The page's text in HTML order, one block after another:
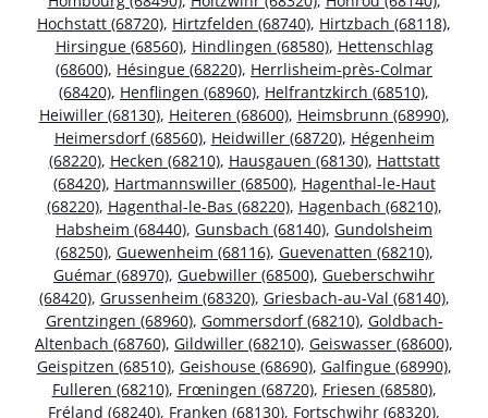
Hochstatt (68720), Hirtzfelden (68740), Hirtzbach (68118),
Hirsingue (68560), Hindlingen (68580), Hettenschlag
(68600), Hésingue (68220), Herrlisheim-près-Colmar
(68420), Henflingen (68960), Helfrantzkirch (68510),
Heiwiller (68130), Heiteren (68600), Heimsbrunn (68990),
Heimersdorf (68560), Heidwiller (68720), Hégenheim
(68220), Hecken (68210), Hausgauen (68130), Hattstatt
(68420), Hartmannswiller (68500), Hagenthal-le-Haut
(68220), Hagenthal-le-Bas (68220), Hagenbach (68210),
Habsheim (68440), Gunsbach (68140), Gundolsheim
(68250), Guewenheim (68116), Guevenatten (68210),
Guémar (68970), Guebwiller (68500), Gueberschwihr
(68420), Grussenheim (68320), Griesbach-au-Val (68140),
Grentzingen (68960), Gommersdorf (68210), Goldbach-
Altenbach (68760), Gildwiller (68210), Geiswasser (68600),
Geispitzen (68510), Geishouse (68690), Galfingue (68990),
Fulleren (68210), Frœningen (68720), Friesen (68580),
Fréland (68240), Franken (68130), Fortschwihr (68320),